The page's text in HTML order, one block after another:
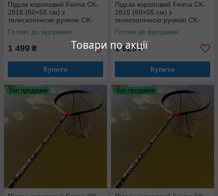
Товари по акції
Підсак короповий Feima CK-
2815 (60×55 см) з
телескопічною ручкою CK-
2835 (3 метри)
Готово до відправки
1 499 ₴
Купити
Підсак короповий Feima CK-
2815 (60×55 см) з
телескопічною ручкою CK-
2840 (4 метри)
Готово до відправки
1 629₴
Купити
Топ продажів Топ продажів